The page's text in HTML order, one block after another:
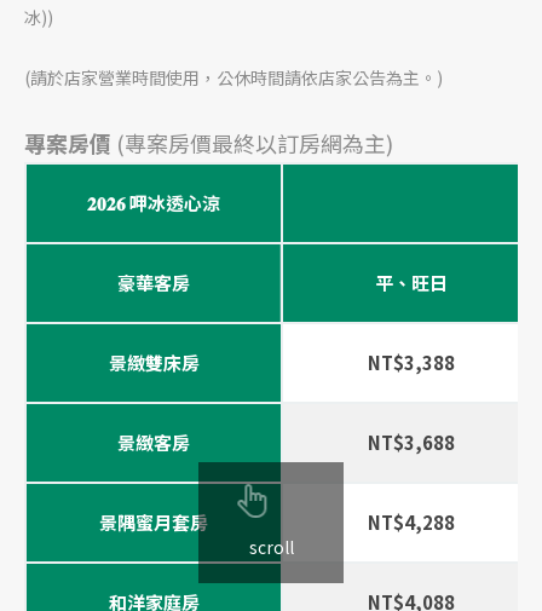
冰))
(請於店家營業時間使用，公休時間請依店家公告為主。)
專案房價 (專案房價最終以訂房網為主)
scroll
𝟐𝟎𝟐𝟔 呷冰透心涼
豪華客房 平、旺日
景緻雙床房 NT$3,388
景緻客房 NT$3,688
景隅蜜月套房 NT$4,288
和洋家庭房 NT$4,088